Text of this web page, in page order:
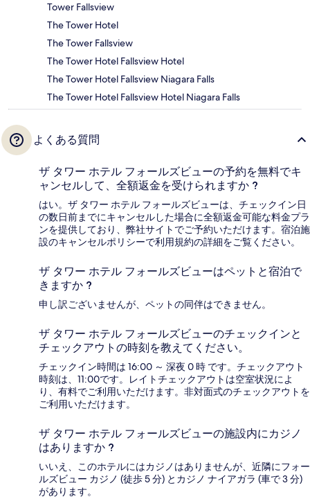
Tower Fallsview
The Tower Hotel
The Tower Fallsview
The Tower Hotel Fallsview Hotel
The Tower Hotel Fallsview Niagara Falls
The Tower Hotel Fallsview Hotel Niagara Falls
よくある質問
ザ タワー ホテル フォールズビューの予約を無料でキ
ャンセルして、全額返金を受けられますか ?
はい。ザ タワー ホテル フォールズビューは、チェックイン日
の数日前までにキャンセルした場合に全額返金可能な料金プラ
ンを提供しており、弊社サイトでご予約いただけます。宿泊施
設のキャンセルポリシーで利用規約の詳細をご覧ください。
ザ タワー ホテル フォールズビューはペットと宿泊で
きますか ?
申し訳ございませんが、ペットの同伴はできません。
ザ タワー ホテル フォールズビューのチェックインと
チェックアウトの時刻を教えてください。
チェックイン時間は 16:00 ～ 深夜 0 時 です。チェックアウト
時刻は、11:00です。レイトチェックアウトは空室状況によ
り、有料でご利用いただけます。非対面式のチェックアウトを
ご利用いただけます。
ザ タワー ホテル フォールズビューの施設内にカジノ
はありますか ?
いいえ、このホテルにはカジノはありませんが、近隣にフォー
ルズビュー カジノ (徒歩 5 分) とカジノ ナイアガラ (車で 3 分)
があります。